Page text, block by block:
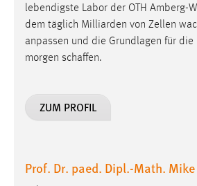
lebendigste Labor der OTH Amberg-
dem täglich Milliarden von Zellen
anpassen und die Grundlagen für die
morgen schaffen.
ZUM PROFIL
Prof. Dr. paed. Dipl.-Math.